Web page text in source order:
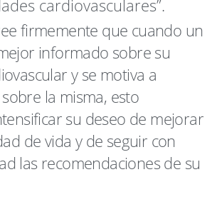
cardiovasculares”.
firmemente que cuando un
informado sobre su
y se motiva a
la misma, esto
su deseo de mejorar
de vida y de seguir con
las recomendaciones de su